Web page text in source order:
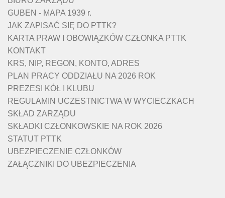
GUBEN - MAPA 1939 r.
JAK ZAPISAĆ SIĘ DO PTTK?
KARTA PRAW I OBOWIĄZKÓW CZŁONKA PTTK
KONTAKT
KRS, NIP, REGON, KONTO, ADRES
PLAN PRACY ODDZIAŁU NA 2026 ROK
PREZESI KÓŁ I KLUBU
REGULAMIN UCZESTNICTWA W WYCIECZKACH
SKŁAD ZARZĄDU
SKŁADKI CZŁONKOWSKIE NA ROK 2026
STATUT PTTK
UBEZPIECZENIE CZŁONKÓW
ZAŁĄCZNIKI DO UBEZPIECZENIA